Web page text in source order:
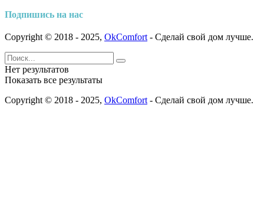
Подпишись на нас
Copyright © 2018 - 2025, OkComfort - Сделай свой дом лучше.
Нет результатов
Показать все результаты
Copyright © 2018 - 2025, OkComfort - Сделай свой дом лучше.